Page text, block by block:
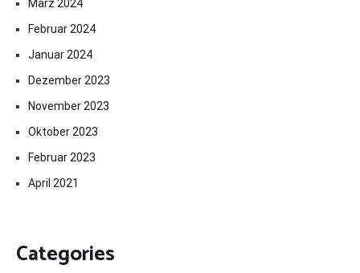
März 2024
Februar 2024
Januar 2024
Dezember 2023
November 2023
Oktober 2023
Februar 2023
April 2021
Categories